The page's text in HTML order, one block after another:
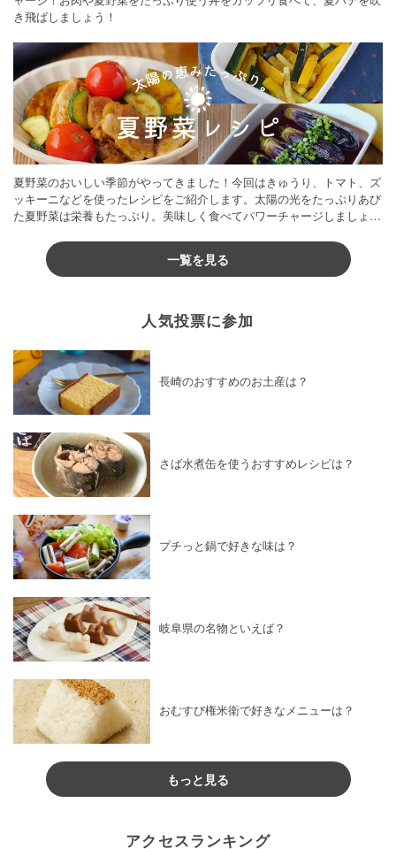
き飛ばしましょう！
夏野菜のおいしい季節がやってきました！今回はきゅうり、トマト、ズ
ッキーニなどを使ったレシピをご紹介します。太陽の光をたっぷりあび
た夏野菜は栄養もたっぷり。美味しく食べてパワーチャージしましょう
一覧を見る
人気投票に参加
長崎のおすすめのお土産は？
さば水煮缶を使うおすすめレシピは？
プチっと鍋で好きな味は？
岐阜県の名物といえば？
おむすび権米衛で好きなメニューは？
もっと見る
アクセスランキング